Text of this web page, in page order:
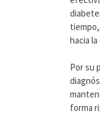
hacia
Por su
forma